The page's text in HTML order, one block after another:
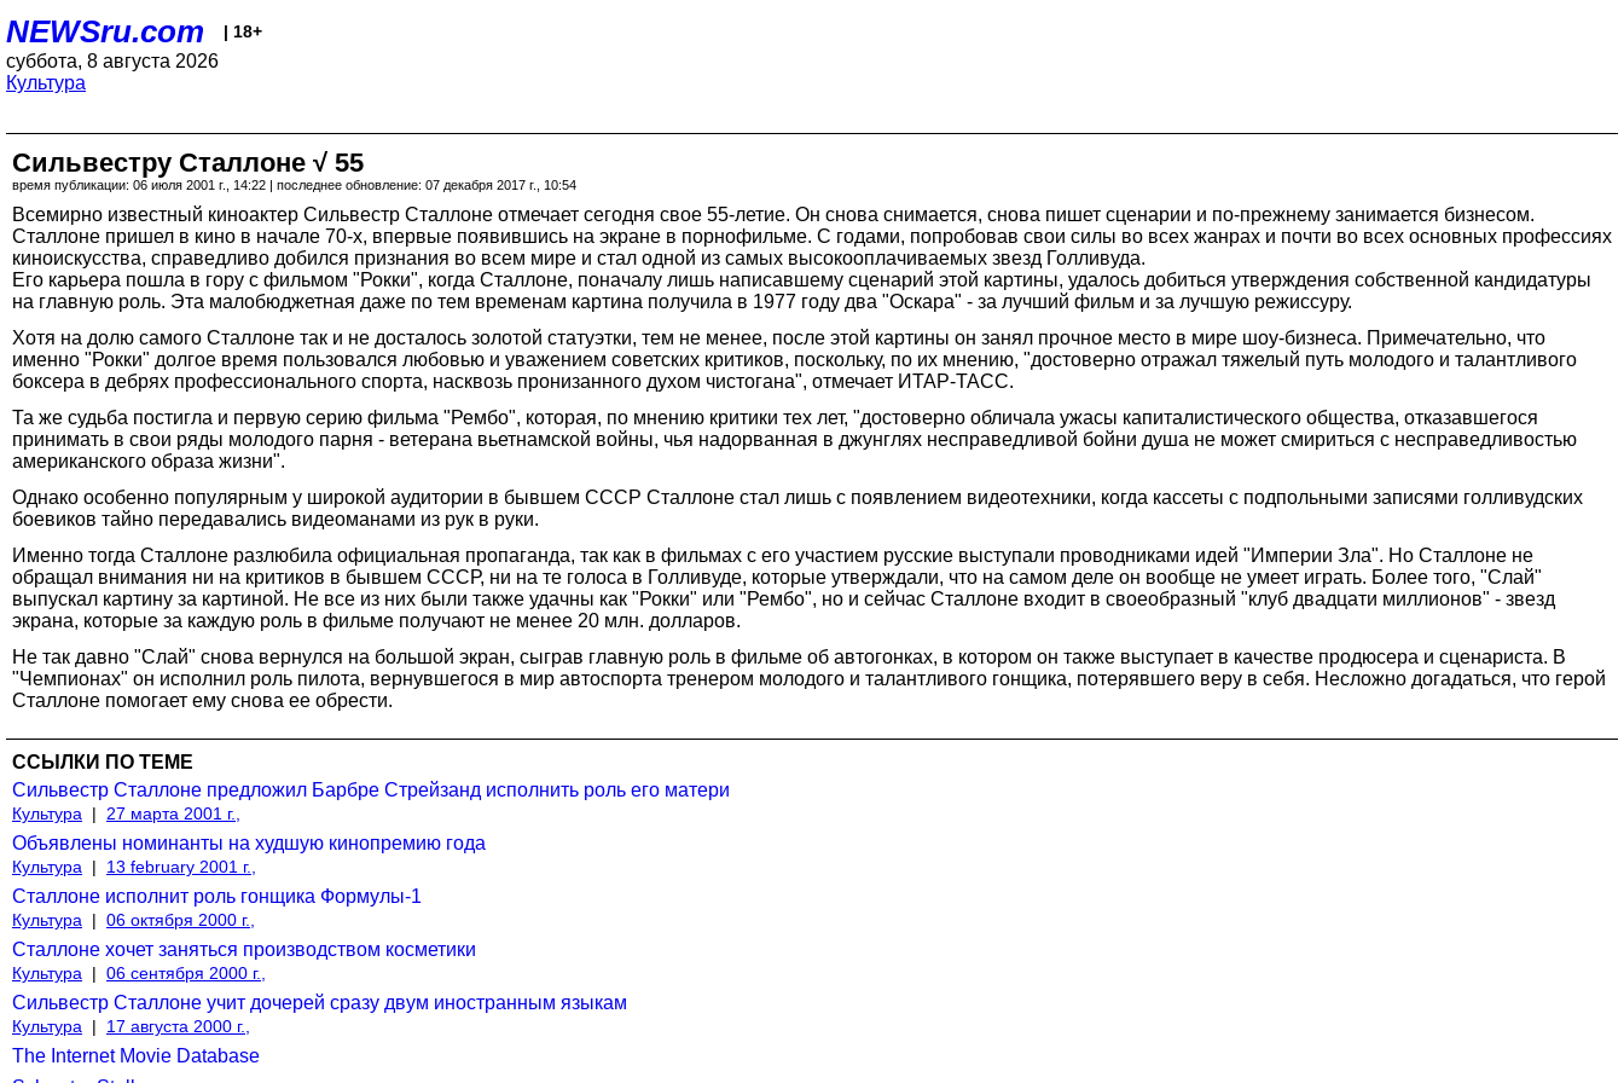
NEWSru.com | 18+
суббота, 8 августа 2026
Культура
Сильвестру Сталлоне √ 55
время публикации: 06 июля 2001 г., 14:22 | последнее обновление: 07 декабря 2017 г., 10:54
Всемирно известный киноактер Сильвестр Сталлоне отмечает сегодня свое 55-летие. Он снова снимается, снова пишет сценарии и по-прежнему занимается бизнесом.
Сталлоне пришел в кино в начале 70-х, впервые появившись на экране в порнофильме. С годами, попробовав свои силы во всех жанрах и почти во всех основных профессиях
киноискусства, справедливо добился признания во всем мире и стал одной из самых высокооплачиваемых звезд Голливуда.
Его карьера пошла в гору с фильмом "Рокки", когда Сталлоне, поначалу лишь написавшему сценарий этой картины, удалось добиться утверждения собственной кандидатуры
на главную роль. Эта малобюджетная даже по тем временам картина получила в 1977 году два "Оскара" - за лучший фильм и за лучшую режиссуру.
Хотя на долю самого Сталлоне так и не досталось золотой статуэтки, тем не менее, после этой картины он занял прочное место в мире шоу-бизнеса. Примечательно, что
именно "Рокки" долгое время пользовался любовью и уважением советских критиков, поскольку, по их мнению, "достоверно отражал тяжелый путь молодого и талантливого
боксера в дебрях профессионального спорта, насквозь пронизанного духом чистогана", отмечает ИТАР-ТАСС.
Та же судьба постигла и первую серию фильма "Рембо", которая, по мнению критики тех лет, "достоверно обличала ужасы капиталистического общества, отказавшегося
принимать в свои ряды молодого парня - ветерана вьетнамской войны, чья надорванная в джунглях несправедливой бойни душа не может смириться с несправедливостью
американского образа жизни".
Однако особенно популярным у широкой аудитории в бывшем СССР Сталлоне стал лишь с появлением видеотехники, когда кассеты с подпольными записями голливудских
боевиков тайно передавались видеоманами из рук в руки.
Именно тогда Сталлоне разлюбила официальная пропаганда, так как в фильмах с его участием русские выступали проводниками идей "Империи Зла". Но Сталлоне не
обращал внимания ни на критиков в бывшем СССР, ни на те голоса в Голливуде, которые утверждали, что на самом деле он вообще не умеет играть. Более того, "Слай"
выпускал картину за картиной. Не все из них были также удачны как "Рокки" или "Рембо", но и сейчас Сталлоне входит в своеобразный "клуб двадцати миллионов" - звезд
экрана, которые за каждую роль в фильме получают не менее 20 млн. долларов.
Не так давно "Слай" снова вернулся на большой экран, сыграв главную роль в фильме об автогонках, в котором он также выступает в качестве продюсера и сценариста. В
"Чемпионах" он исполнил роль пилота, вернувшегося в мир автоспорта тренером молодого и талантливого гонщика, потерявшего веру в себя. Несложно догадаться, что герой
Сталлоне помогает ему снова ее обрести.
ССЫЛКИ ПО ТЕМЕ
Сильвестр Сталлоне предложил Барбре Стрейзанд исполнить роль его матери
Культура | 27 марта 2001 г.,
Объявлены номинанты на худшую кинопремию года
Культура | 13 february 2001 г.,
Сталлоне исполнит роль гонщика Формулы-1
Культура | 06 октября 2000 г.,
Сталлоне хочет заняться производством косметики
Культура | 06 сентября 2000 г.,
Сильвестр Сталлоне учит дочерей сразу двум иностранным языкам
Культура | 17 августа 2000 г.,
The Internet Movie Database